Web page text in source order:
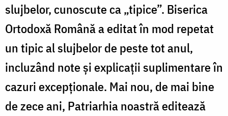
slujbelor, cunoscute ca „tipice”. Biserica
Ortodoxă Română a editat în mod repetat
un tipic al slujbelor de peste tot anul,
incluzând note și explicații suplimentare în
cazuri excepționale. Mai nou, de mai bine
de zece ani, Patriarhia noastră editează